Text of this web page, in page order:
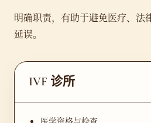
明确职责，有助于避免医疗、法
延误。
IVF 诊所
医学资格与检查